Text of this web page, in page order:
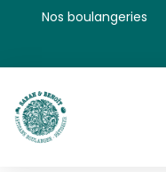
Nos boulangeries